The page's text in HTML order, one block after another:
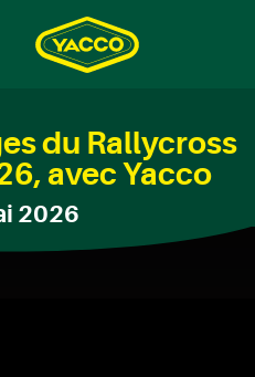
du Rallycross
avec Yacco
2026